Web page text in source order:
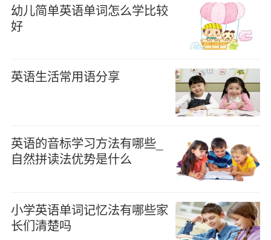
幼儿简单英语单词怎么学比较
好
英语生活常用语分享
英语的音标学习方法有哪些_
自然拼读法优势是什么
小学英语单词记忆法有哪些家
长们清楚吗